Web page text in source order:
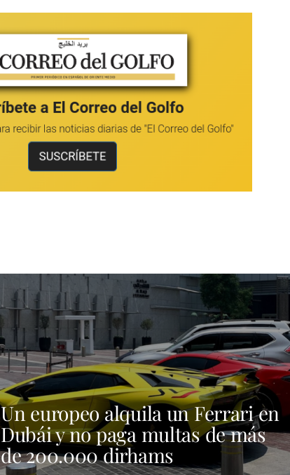
Un europeo alquila un Ferrari en
Dubái y no paga multas de más
de 200.000 dirhams